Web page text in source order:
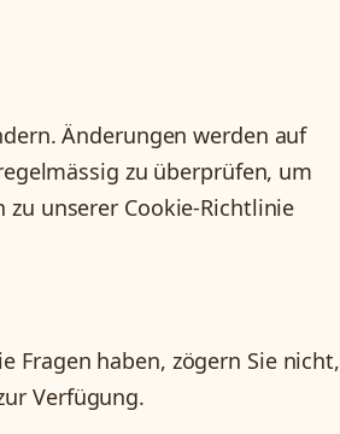
Änderungen werden auf
zu überprüfen, um
unserer Cookie-Richtlinie
Fragen haben, zögern Sie nicht,
Verfügung.